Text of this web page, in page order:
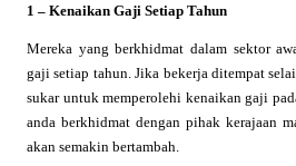
1 – Kenaikan Gaji Setiap Tahun
Mereka yang berkhidmat dalam sektor
gaji setiap tahun. Jika bekerja ditempat
sukar untuk memperolehi kenaikan gaji
anda berkhidmat dengan pihak kerajaan
akan semakin bertambah.